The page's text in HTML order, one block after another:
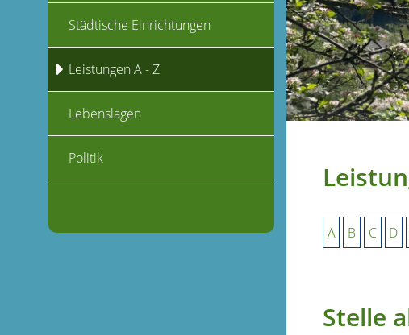
A B C D
Stelle
Städtische Einrichtungen
Leistungen A - Z
Lebenslagen
Politik